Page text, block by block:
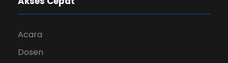
Acara
Dosen